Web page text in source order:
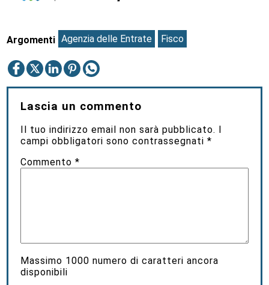
Argomenti Agenzia delle Entrate Fisco
Lascia un commento
Il tuo indirizzo email non sarà pubblicato.
campi obbligatori sono contrassegnati*
Commento*
Massimo 1000 numero di caratteri ancora
disponibili